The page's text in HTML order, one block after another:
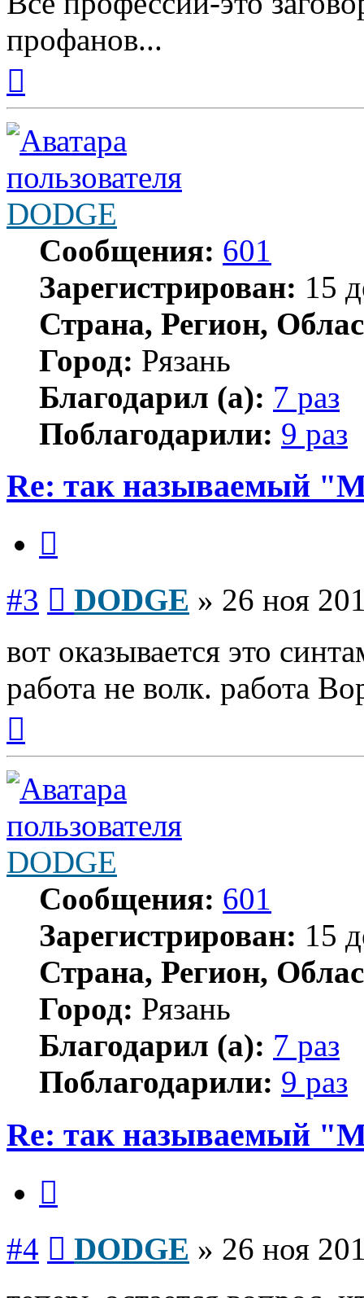
профанов...
началу
DODGE
Сообщения: 601
Зарегистрирован: 15
Страна, Регион,
Город: Рязань
Благодарил (а): 7 раз
Поблагодарили: 9 раз
Re: так называемый
#3 DODGE » 26 ноя
вот оказывается это
работа не волк. работа
началу
DODGE
Сообщения: 601
Зарегистрирован: 15
Страна, Регион,
Город: Рязань
Благодарил (а): 7 раз
Поблагодарили: 9 раз
Re: так называемый
#4 DODGE » 26 ноя